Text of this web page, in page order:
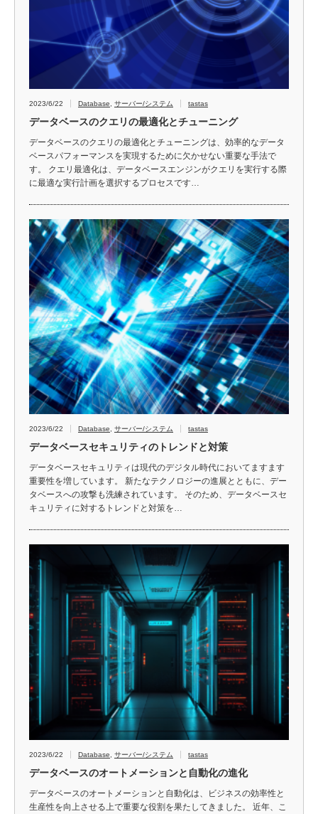
2023/6/22 Database サーバー/システム tastas
データベースのクエリの最適化とチューニング
データベースのクエリの最適化とチューニングは、効率的なデータ
ベースパフォーマンスを実現するために欠かせない重要な手法で
す。 クエリ最適化は、データベースエンジンがクエリを実行する際
に最適な実行計画を選択するプロセスです…
2023/6/22 Database サーバー/システム tastas
データベースセキュリティのトレンドと対策
データベースセキュリティは現代のデジタル時代においてますます
重要性を増しています。 新たなテクノロジーの進展とともに、デー
タベースへの攻撃も洗練されています。 そのため、データベースセ
キュリティに対するトレンドと対策を…
2023/6/22 Database サーバー/システム tastas
データベースのオートメーションと自動化の進化
データベースのオートメーションと自動化は、ビジネスの効率性と
生産性を向上させる上で重要な役割を果たしてきました。 近年、こ